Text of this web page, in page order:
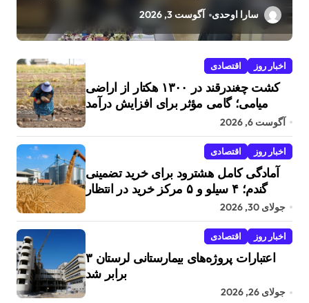
سارا اوحدی آگوست 3, 2026
اخبار روز اقتصادی
کشت چغندرقند در ۱۳۰۰ هکتار از اراضی
میامی؛ گامی مؤثر برای افزایش درآمد
آگوست 6, 2026
اخبار روز اقتصادی
آمادگی کامل هشترود برای خرید تضمینی
گندم؛ ۴ سیلو و ۵ مرکز خرید در انتظار
جولای 30, 2026
اخبار روز اقتصادی
اعتبارات پروژه‌های بیمارستانی لرستان ۳
برابر شد
جولای 26, 2026